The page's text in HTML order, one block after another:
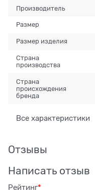
Производитель
Размер
Размер изделия
Страна
производства
Страна
происхождения
бренда
Все характеристики
Отзывы
Написать отзыв
Рейтинг